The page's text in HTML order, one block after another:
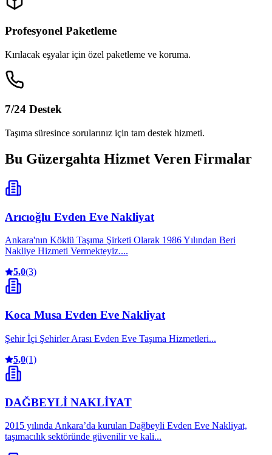
Profesyonel Paketleme
Kırılacak eşyalar için özel paketleme ve koruma.
7/24 Destek
Taşıma süresince sorularınız için tam destek hizmeti.
Bu Güzergahta Hizmet Veren Firmalar
Arıcıoğlu Evden Eve Nakliyat
Ankara'nın Köklü Taşıma Şirketi Olarak 1986 Yılından Beri
Nakliye Hizmeti Vermekteyiz....
5,0(3)
Koca Musa Evden Eve Nakliyat
Şehir İçi Şehirler Arası Evden Eve Taşıma Hizmetleri...
5,0(1)
DAĞBEYLİ NAKLİYAT
2015 yılında Ankara’da kurulan Dağbeyli Evden Eve Nakliyat,
taşımacılık sektöründe güvenilir ve kali...